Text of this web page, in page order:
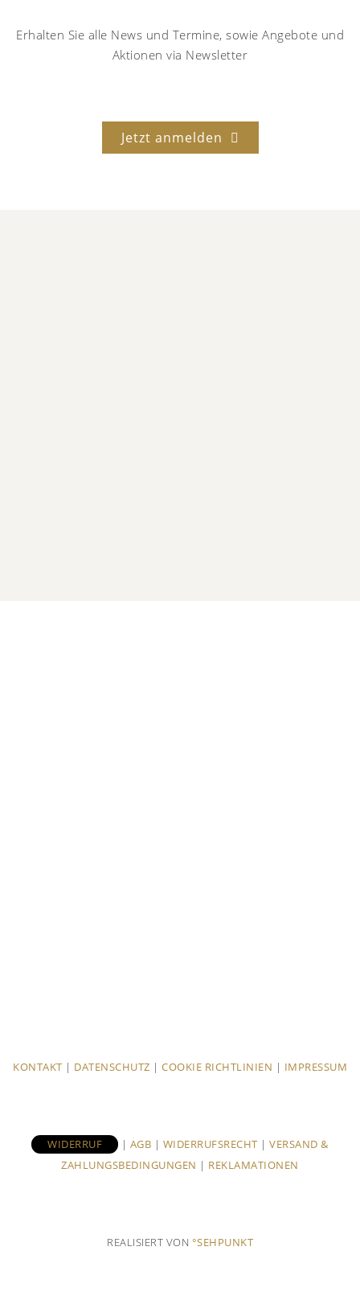
Erhalten Sie alle News und Termine, sowie Angebote und
Aktionen via Newsletter
Jetzt anmelden
KONTAKT | DATENSCHUTZ | COOKIE RICHTLINIEN | IMPRESSUM
WIDERRUF | AGB | WIDERRUFSRECHT |VERSAND &
ZAHLUNGSBEDINGUNGEN | REKLAMATIONEN
REALISIERT VON °SEHPUNKT